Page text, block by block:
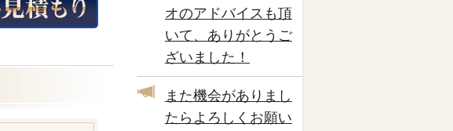
オのアドバイスも頂
いて、ありがとうご
ざいました！
また機会がありまし
たらよろしくお願い